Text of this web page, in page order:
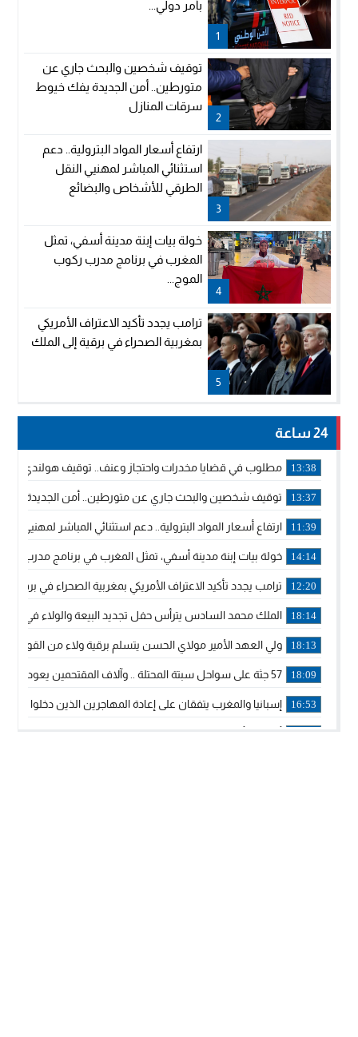
1
بأمر دولي...
2
توقيف شخصين والبحث جاري عن
متورطين.. أمن الجديدة يفك خيوط
سرقات المنازل
3
ارتفاع أسعار المواد البترولية.. دعم
استثنائي المباشر لمهنيي النقل
الطرقي للأشخاص والبضائع
4
خولة بيات إبنة مدينة أسفي، تمثل
المغرب في برنامج مدرب ركوب
الموج...
5
ترامب يجدد تأكيد الاعتراف الأمريكي
بمغربية الصحراء في برقية إلى الملك
24 ساعة
13:38 مطلوب في قضايا مخدرات واحتجاز وعنف.. توقيف هولندي
13:37 توقيف شخصين والبحث جاري عن متورطين.. أمن الجديدة يفك
11:39 ارتفاع أسعار المواد البترولية.. دعم استثنائي المباشر لمهنيي
14:14 خولة بيات إبنة مدينة أسفي، تمثل المغرب في برنامج مدرب
12:20 ترامب يجدد تأكيد الاعتراف الأمريكي بمغربية الصحراء في برقية
18:14 الملك محمد السادس يترأس حفل تجديد البيعة والولاء في
18:13 ولي العهد الأمير مولاي الحسن يتسلم برقية ولاء من القوات
18:09 57 جثة على سواحل سبتة المحتلة .. وآلاف المقتحمين يعودون إلى المغرب
16:53 إسبانيا والمغرب يتفقان على إعادة المهاجرين الذين دخلوا سبتة